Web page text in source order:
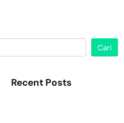
Cari
Recent Posts